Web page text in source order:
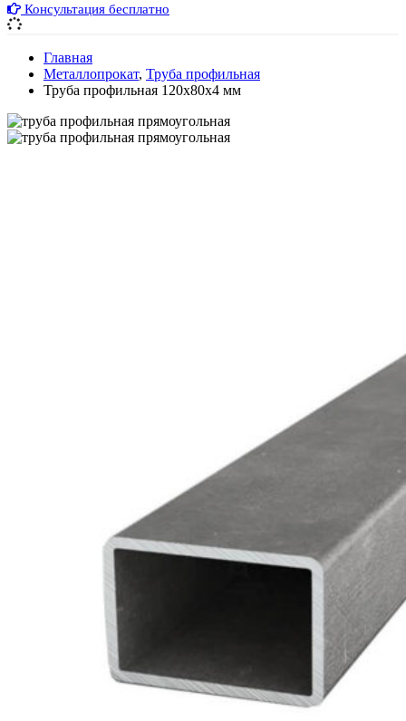
Консультация бесплатно
Главная
Металлопрокат, Труба профильная
Труба профильная 120х80х4 мм